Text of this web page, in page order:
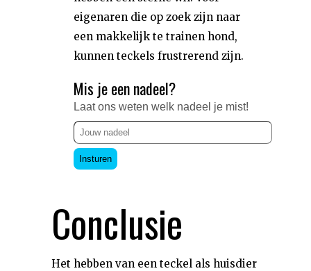
eigenaren die op zoek zijn naar
een makkelijk te trainen hond,
kunnen teckels frustrerend zijn.
Mis je een nadeel?
Laat ons weten welk nadeel je mist!
Insturen
Conclusie
Het hebben van een teckel als huisdier